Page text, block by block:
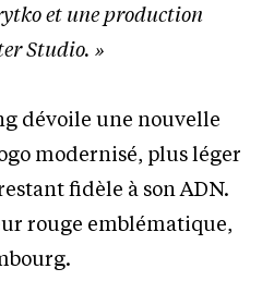
et une production
Studio. »
dévoile une nouvelle
modernisé, plus léger
fidèle à son ADN.
rouge emblématique,